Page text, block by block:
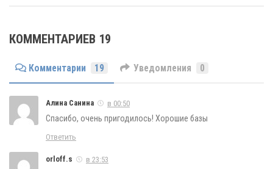
КОММЕНТАРИЕВ 19
Комментарии 19 Уведомления 0
Алина Санина в 00:50
Спасибо, очень пригодилось! Хорошие базы
Ответить
orloff.s в 23:53